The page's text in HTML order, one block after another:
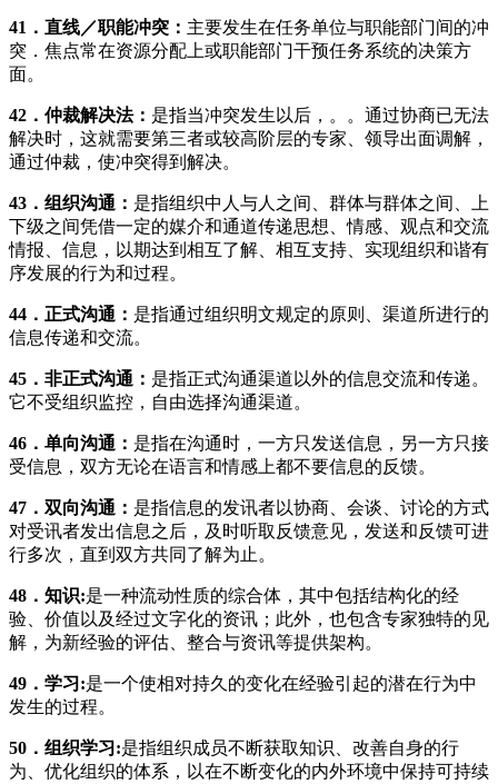
41 ．直线／职能冲突： 主要发生在任务单位与职能部门间的冲
突．焦点常在资源分配上或职能部门干预任务系统的决策方
面。
42 ．仲裁解决法： 是指当冲突发生以后，。。通过协商已无法
解决时，这就需要第三者或较高阶层的专家、领导出面调解，
通过仲裁，使冲突得到解决。
43 ．组织沟通： 是指组织中人与人之间、群体与群体之间、上
下级之间凭借一定的媒介和通道传递思想、情感、观点和交流
情报、信息，以期达到相互了解、相互支持、实现组织和谐有
序发展的行为和过程。
44 ．正式沟通： 是指通过组织明文规定的原则、渠道所进行的
信息传递和交流。
45 ．非正式沟通： 是指正式沟通渠道以外的信息交流和传递。
它不受组织监控，自由选择沟通渠道。
46 ．单向沟通： 是指在沟通时，一方只发送信息，另一方只接
受信息，双方无论在语言和情感上都不要信息的反馈。
47 ．双向沟通： 是指信息的发讯者以协商、会谈、讨论的方式
对受讯者发出信息之后，及时听取反馈意见，发送和反馈可进
行多次，直到双方共同了解为止。
48 ．知识:是一种流动性质的综合体，其中包括结构化的经
验、价值以及经过文字化的资讯；此外，也包含专家独特的见
解，为新经验的评估、整合与资讯等提供架构。
49 ．学习 :是一个使相对持久的变化在经验引起的潜在行为中
发生的过程。
50 ．组织学习 :是指组织成员不断获取知识、改善自身的行
为、优化组织的体系，以在不断变化的内外环境中保持可持续